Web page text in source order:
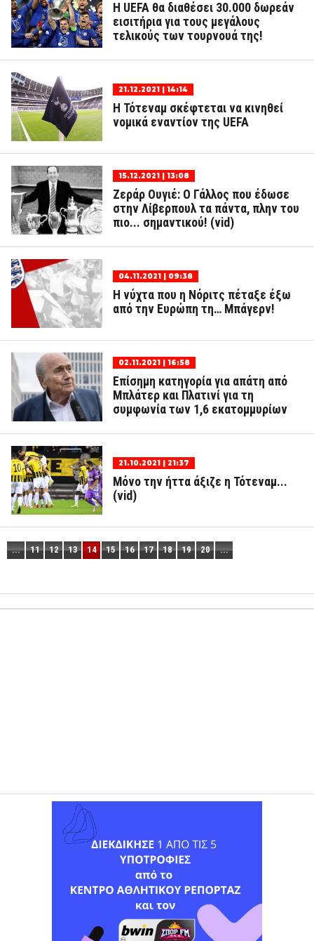
Η UEFA θα διαθέσει 30.000 δωρεάν
εισιτήρια για τους μεγάλους
τελικούς των τουρνουά της!
21.12.2021 | 14:14
Η Τότεναμ σκέφτεται να κινηθεί
νομικά εναντίον της UEFA
15.12.2021 | 13:08
Ζεράρ Ουγιέ: Ο Γάλλος που έδωσε
στην Λίβερπουλ τα πάντα, πλην του
πιο... σημαντικού! (vid)
04.11.2021 | 09:38
Η νύχτα που η Νόριτς πέταξε έξω
από την Ευρώπη τη… Μπάγερν!
02.11.2021 | 16:58
Επίσημη κατηγορία για απάτη από
Μπλάτερ και Πλατινί για τη
συμφωνία των 1,6 εκατομμυρίων
21.10.2021 | 21:37
Μόνο την ήττα άξιζε η Τότεναμ...
(vid)
... 11 12 13 14 15 16 17 18 19 20 ...